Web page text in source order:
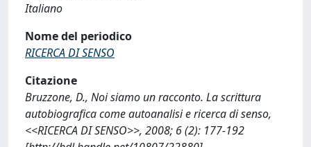
Italiano
Nome del periodico
RICERCA DI SENSO
Citazione
Bruzzone, D., Noi siamo un racconto. La scrittura
autobiografica come autoanalisi e ricerca di senso,
<<RICERCA DI SENSO>>, 2008; 6 (2): 177-192